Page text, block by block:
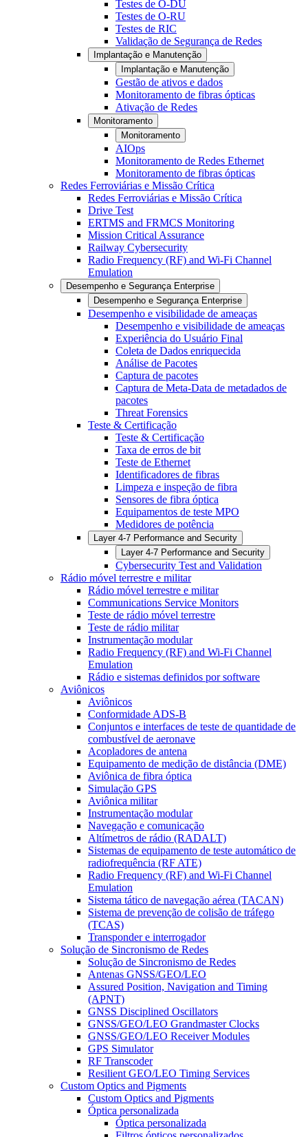
Testes de O-DU
Testes de O-RU
Testes de RIC
Validação de Segurança de Redes
Implantação e Manutenção
Implantação e Manutenção
Gestão de ativos e dados
Monitoramento de fibras ópticas
Ativação de Redes
Monitoramento
Monitoramento
AIOps
Monitoramento de Redes Ethernet
Monitoramento de fibras ópticas
Redes Ferroviárias e Missão Crítica
Redes Ferroviárias e Missão Crítica
Drive Test
ERTMS and FRMCS Monitoring
Mission Critical Assurance
Railway Cybersecurity
Radio Frequency (RF) and Wi-Fi Channel
Emulation
Desempenho e Segurança Enterprise
Desempenho e Segurança Enterprise
Desempenho e visibilidade de ameaças
Desempenho e visibilidade de ameaças
Experiência do Usuário Final
Coleta de Dados enriquecida
Análise de Pacotes
Captura de pacotes
Captura de Meta-Data de metadados de
pacotes
Threat Forensics
Teste & Certificação
Teste & Certificação
Taxa de erros de bit
Teste de Ethernet
Identificadores de fibras
Limpeza e inspeção de fibra
Sensores de fibra óptica
Equipamentos de teste MPO
Medidores de potência
Layer 4-7 Performance and Security
Layer 4-7 Performance and Security
Cybersecurity Test and Validation
Rádio móvel terrestre e militar
Rádio móvel terrestre e militar
Communications Service Monitors
Teste de rádio móvel terrestre
Teste de rádio militar
Instrumentação modular
Radio Frequency (RF) and Wi-Fi Channel
Emulation
Rádio e sistemas definidos por software
Aviônicos
Aviônicos
Conformidade ADS-B
Conjuntos e interfaces de teste de quantidade de
combustível de aeronave
Acopladores de antena
Equipamento de medição de distância (DME)
Aviônica de fibra óptica
Simulação GPS
Aviônica militar
Instrumentação modular
Navegação e comunicação
Altímetros de rádio (RADALT)
Sistemas de equipamento de teste automático de
radiofrequência (RF ATE)
Radio Frequency (RF) and Wi-Fi Channel
Emulation
Sistema tático de navegação aérea (TACAN)
Sistema de prevenção de colisão de tráfego
(TCAS)
Transponder e interrogador
Solução de Sincronismo de Redes
Solução de Sincronismo de Redes
Antenas GNSS/GEO/LEO
Assured Position, Navigation and Timing
(APNT)
GNSS Disciplined Oscillators
GNSS/GEO/LEO Grandmaster Clocks
GNSS/GEO/LEO Receiver Modules
GPS Simulator
RF Transcoder
Resilient GEO/LEO Timing Services
Custom Optics and Pigments
Custom Optics and Pigments
Óptica personalizada
Óptica personalizada